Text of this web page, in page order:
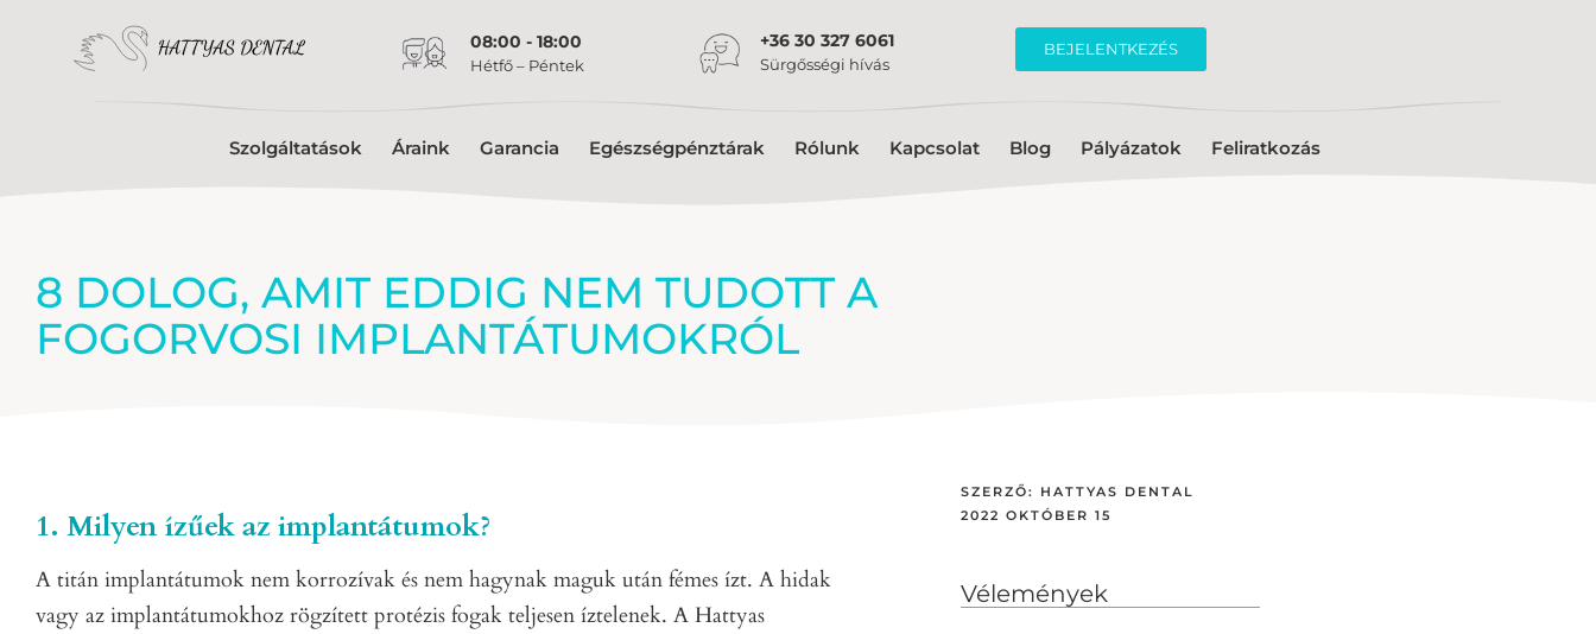
08:00 - 18:00
Hétfő – Péntek
+36 30 327 6061
Sürgősségi hívás
BEJELENTKEZÉS
Szolgáltatások Áraink Garancia Egészségpénztárak Rólunk Kapcsolat Blog Pályázatok Feliratkozás
8 DOLOG, AMIT EDDIG NEM TUDOTT A
FOGORVOSI IMPLANTÁTUMOKRÓL
1. Milyen ízűek az implantátumok?
A titán implantátumok nem korrozívak és nem hagynak maguk után fémes ízt. A hidak
vagy az implantátumokhoz rögzített protézis fogak teljesen íztelenek. A Hattyas
SZERZŐ: HATTYAS DENTAL
2022 OKTÓBER 15
Vélemények